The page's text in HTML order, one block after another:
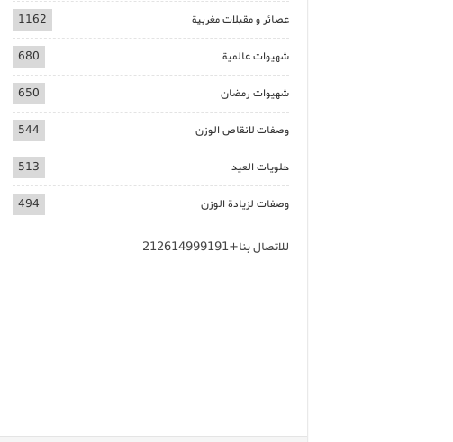
عصائر و مقبلات مغربية 1162
شهيوات عالمية 680
شهيوات رمضان 650
وصفات لانقاص الوزن 544
حلويات العيد 513
وصفات لزيادة الوزن 494
للاتصال بنا+212614999191